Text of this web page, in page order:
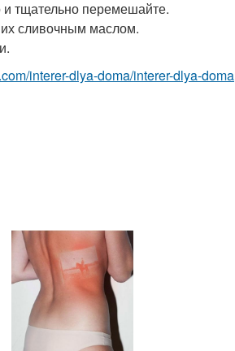
тщательно перемешайте.
сливочным маслом.
interer-dlya-doma/interer-dlya-doma